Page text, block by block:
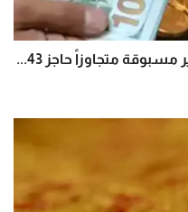
متجاوزاً حاجز 43...